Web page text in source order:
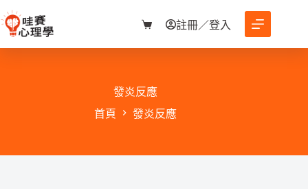
至
購
物
註冊／登入
發炎反應
首頁
發炎反應